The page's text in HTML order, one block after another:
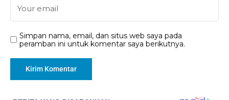
Simpan nama, email, dan situs web saya pada
peramban ini untuk komentar saya berikutnya.